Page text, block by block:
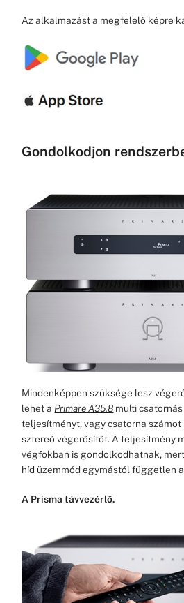
Az alkalmazást a megfelelő képre
Gondolkodjon
Mindenképpen szüksége lesz
lehet a Primare A35.8 multi
teljesítményt, vagy csatorna
sztereó végerősítőt. A teljesítmény
végfokban is gondolkodhatnak,
híd üzemmód egymástól független
A Prisma távvezérlő.